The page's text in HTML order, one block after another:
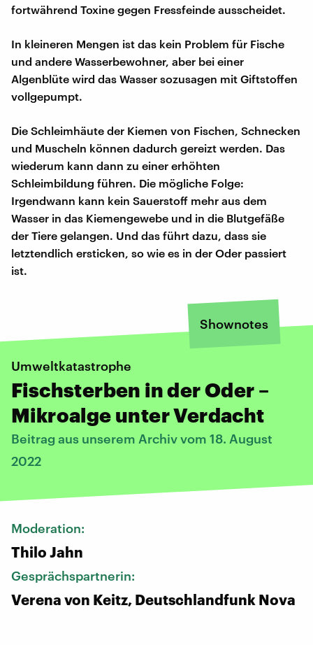
fortwährend Toxine gegen Fressfeinde ausscheidet.
In kleineren Mengen ist das kein Problem für Fische
und andere Wasserbewohner, aber bei einer
Algenblüte wird das Wasser sozusagen mit Giftstoffen
vollgepumpt.
Die Schleimhäute der Kiemen von Fischen, Schnecken
und Muscheln können dadurch gereizt werden. Das
wiederum kann dann zu einer erhöhten
Schleimbildung führen. Die mögliche Folge:
Irgendwann kann kein Sauerstoff mehr aus dem
Wasser in das Kiemengewebe und in die Blutgefäße
der Tiere gelangen. Und das führt dazu, dass sie
letztendlich ersticken, so wie es in der Oder passiert
ist.
Shownotes
Umweltkatastrophe
Fischsterben in der Oder –
Mikroalge unter Verdacht
Beitrag aus unserem Archiv vom 18. August
2022
Moderation:
Thilo Jahn
Gesprächspartnerin:
Verena von Keitz, Deutschlandfunk Nova